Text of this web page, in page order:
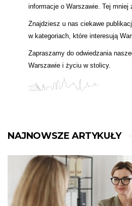
informacje o Warszawie. Tej mniej
Znajdziesz u nas ciekawe
w kategoriach, które interesują
Zapraszamy do odwiedzania
Warszawie i życiu w stolicy.
NAJNOWSZE ARTYKUŁY